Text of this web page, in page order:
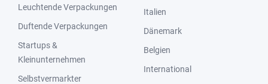
Leuchtende Verpackungen
Duftende Verpackungen
Startups &
Kleinunternehmen
Selbstvermarkter
Italien
Dänemark
Belgien
International